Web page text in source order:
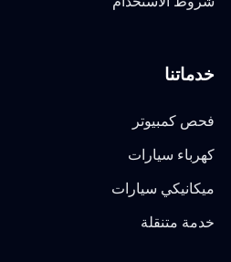
خدماتنا
فحص كمبيوتر
كهرباء سيارات
ميكانيكي سيارات
خدمة متنقلة